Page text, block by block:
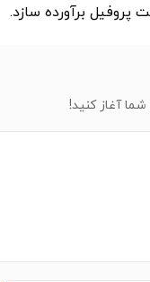
پروفیل برآورده سازد.
شما آغاز کنید!